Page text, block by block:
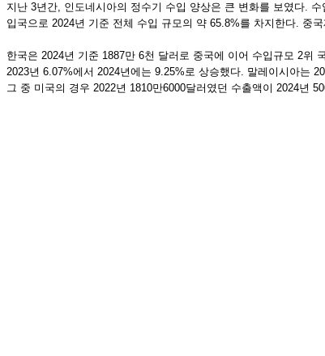
지난 3년간, 인도네시아의 정수기 수입 양상은 큰 변화를 보였다.
입국으로 2024년 기준 전체 수입 규모의 약 65.8%를 차지한다. 중
한국은 2024년 기준 1887만 6천 달러로 중국에 이어 수입규모 2위
2023년 6.07%에서 2024년에는 9.25%로 상승했다. 말레이시아는
그 중 미국의 경우 2022년 1810만6000달러였던 수출액이 2024년